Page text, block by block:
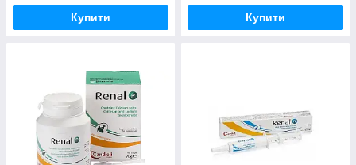
Купити Купити